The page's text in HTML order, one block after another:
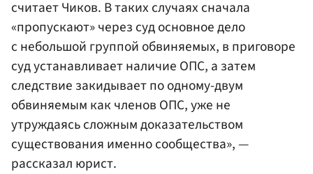
считает Чиков. В таких случаях сначала
«пропускают» через суд основное дело
с небольшой группой обвиняемых, в приговоре
суд устанавливает наличие ОПС, а затем
следствие закидывает по одному-двум
обвиняемым как членов ОПС, уже не
утруждаясь сложным доказательством
существования именно сообщества», —
рассказал юрист.